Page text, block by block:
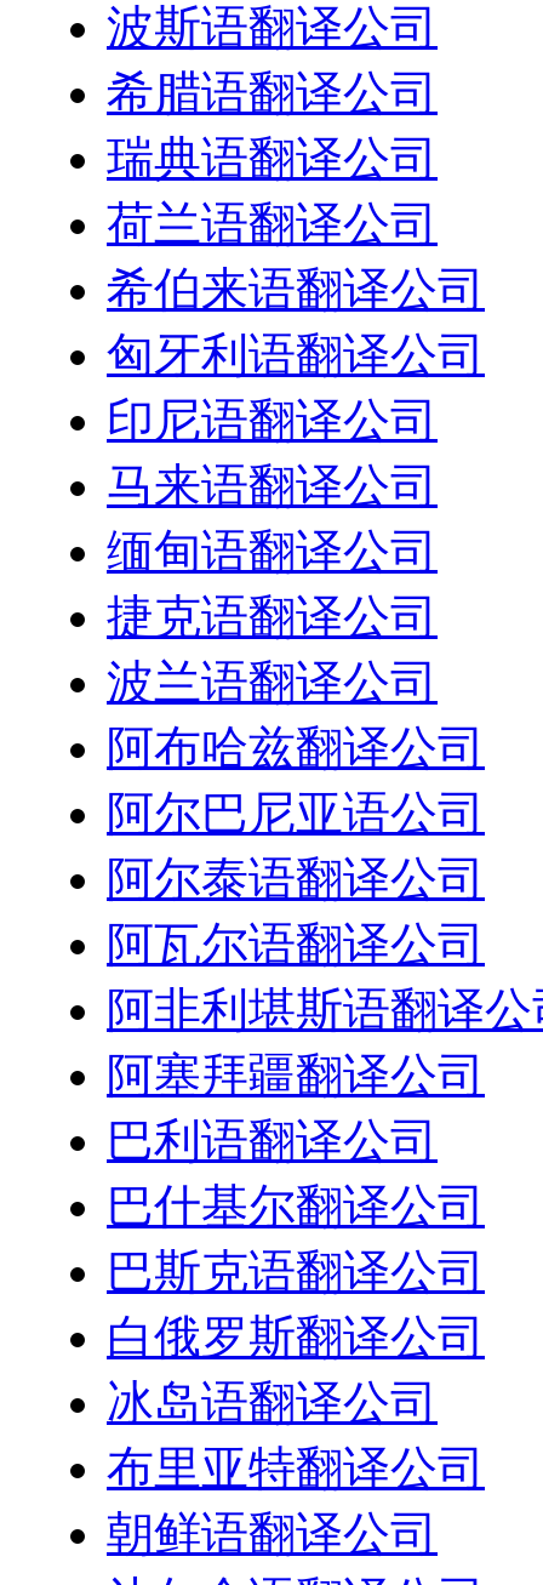
波斯语翻译公司
希腊语翻译公司
瑞典语翻译公司
荷兰语翻译公司
希伯来语翻译公司
匈牙利语翻译公司
印尼语翻译公司
马来语翻译公司
缅甸语翻译公司
捷克语翻译公司
波兰语翻译公司
阿布哈兹翻译公司
阿尔巴尼亚语公司
阿尔泰语翻译公司
阿瓦尔语翻译公司
阿非利堪斯语翻译公
阿塞拜疆翻译公司
巴利语翻译公司
巴什基尔翻译公司
巴斯克语翻译公司
白俄罗斯翻译公司
冰岛语翻译公司
布里亚特翻译公司
朝鲜语翻译公司